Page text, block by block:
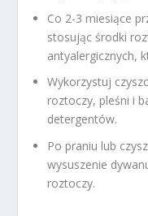
Co 2-3 miesiące
stosując środki
antyalergicznych,
Wykorzystuj
roztoczy, pleśni i
detergentów.
Po praniu lub
wysuszenie
roztoczy.